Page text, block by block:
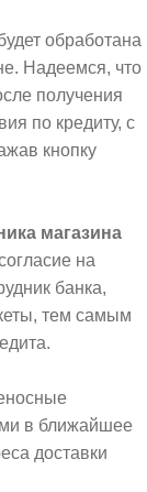
обработана
Надеемся, что
получения
по кредиту, с
кнопку
магазина
на
банка,
тем самым
в ближайшее
доставки